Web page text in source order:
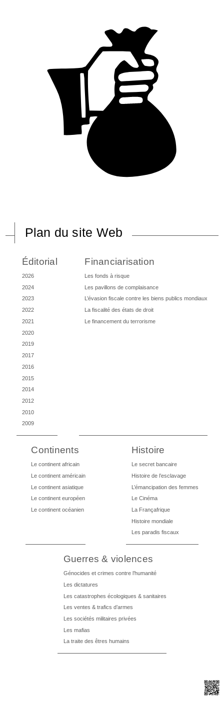
Plan du site Web
Éditorial
2026
2024
2023
2022
2021
2020
2019
2017
2016
2015
2014
2012
2010
2009
Financiarisation
Les fonds à risque
Les pavillons de complaisance
L’évasion fiscale contre les biens publics mondiaux
La fiscalité des états de droit
Le financement du terrorisme
Continents
Le continent africain
Le continent américain
Le continent asiatique
Le continent européen
Le continent océanien
Histoire
Le secret bancaire
Histoire de l’esclavage
L’émancipation des femmes
Le Cinéma
La Françafrique
Histoire mondiale
Les paradis fiscaux
Guerres & violences
Génocides et crimes contre l’humanité
Les dictatures
Les catastrophes écologiques & sanitaires
Les ventes & trafics d’armes
Les sociétés militaires privées
Les mafias
La traite des êtres humains